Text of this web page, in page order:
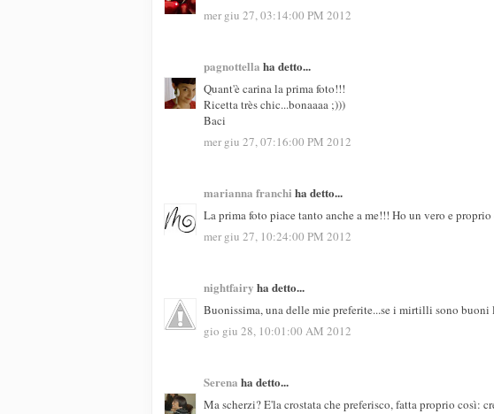
mer giu 27, 03:14:00 PM 2012
pagnottella ha detto...
Quant'è carina la prima foto!!!
Ricetta très chic...bonaaaa ;)))
Baci
mer giu 27, 07:16:00 PM 2012
marianna franchi ha detto...
La prima foto piace tanto anche a me!!! Ho un vero e
mer giu 27, 10:24:00 PM 2012
nightfairy ha detto...
Buonissima, una delle mie preferite...se i mirtilli sono buoni
gio giu 28, 10:01:00 AM 2012
Serena ha detto...
Ma scherzi? E'la crostata che preferisco, fatta proprio così: